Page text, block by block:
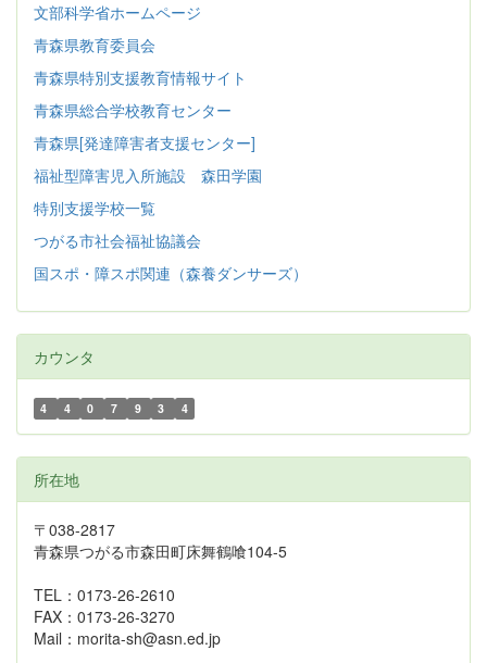
文部科学省ホームページ
青森県教育委員会
青森県特別支援教育情報サイト
青森県総合学校教育センター
青森県[発達障害者支援センター]
福祉型障害児入所施設 森田学園
特別支援学校一覧
つがる市社会福祉協議会
国スポ・障スポ関連（森養ダンサーズ）
カウンタ
4 4 0 7 9 3 4
所在地
〒038-2817
青森県つがる市森田町床舞鶴喰104-5
TEL：0173-26-2610
FAX：0173-26-3270
Mail：morita-sh@asn.ed.jp